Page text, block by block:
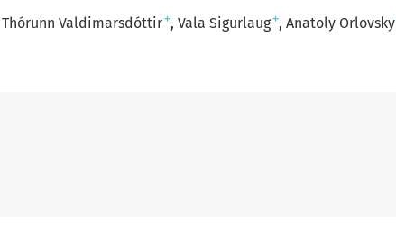
Thórunn Valdimarsdóttir+ Vala Sigurlaug+ Anatoly Orlovsky